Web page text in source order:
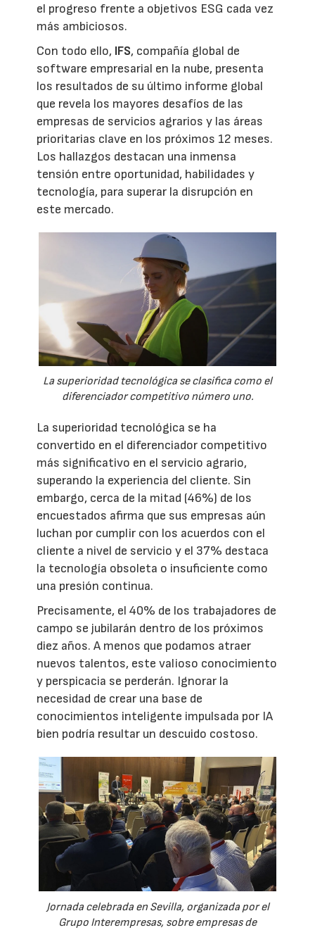
el progreso frente a objetivos ESG cada vez
más ambiciosos.
Con todo ello, IFS, compañía global de
software empresarial en la nube, presenta
los resultados de su último informe global
que revela los mayores desafíos de las
empresas de servicios agrarios y las áreas
prioritarias clave en los próximos 12 meses.
Los hallazgos destacan una inmensa
tensión entre oportunidad, habilidades y
tecnología, para superar la disrupción en
este mercado.
La superioridad tecnológica se clasifica como el
diferenciador competitivo número uno.
La superioridad tecnológica se ha
convertido en el diferenciador competitivo
más significativo en el servicio agrario,
superando la experiencia del cliente. Sin
embargo, cerca de la mitad (46%) de los
encuestados afirma que sus empresas aún
luchan por cumplir con los acuerdos con el
cliente a nivel de servicio y el 37% destaca
la tecnología obsoleta o insuficiente como
una presión continua.
Precisamente, el 40% de los trabajadores de
campo se jubilarán dentro de los próximos
diez años. A menos que podamos atraer
nuevos talentos, este valioso conocimiento
y perspicacia se perderán. Ignorar la
necesidad de crear una base de
conocimientos inteligente impulsada por IA
bien podría resultar un descuido costoso.
Jornada celebrada en Sevilla, organizada por el
Grupo Interempresas, sobre empresas de